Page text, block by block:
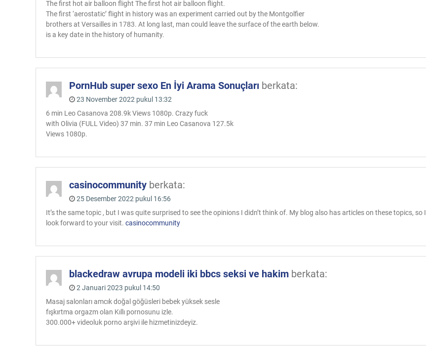
The first hot air balloon flight The first hot air balloon flight.
The first ‘aerostatic’ flight in history was an experiment carried out by the Montgolfier
brothers at Versailles in 1783. At long last, man could leave the surface of the earth below.
is a key date in the history of humanity.
PornHub super sexo En İyi Arama Sonuçları berkata:
23 November 2022 pukul 13:32
6 min Leo Casanova 208.9k Views 1080p. Crazy fuck
with Olivia (FULL Video) 37 min. 37 min Leo Casanova 127.5k
Views 1080p.
casinocommunity berkata:
25 Desember 2022 pukul 16:56
It’s the same topic , but I was quite surprised to see the opinions I didn’t think of. My blog also has articles on these topics, so I
look forward to your visit. casinocommunity
blackedraw avrupa modeli iki bbcs seksi ve hakim berkata:
2 Januari 2023 pukul 14:50
Masaj salonları amcık doğal göğüsleri bebek yüksek sesle
fışkırtma orgazm olan Kıllı pornosunu izle.
300.000+ videoluk porno arşivi ile hizmetinizdeyiz.